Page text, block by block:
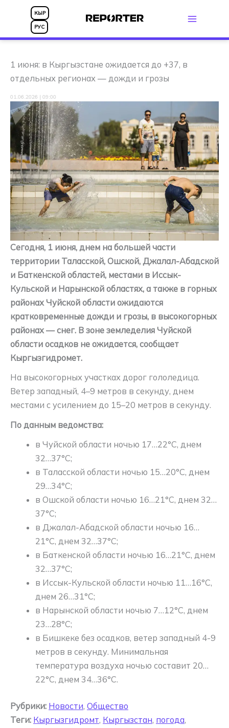
Перейти
содержимому
КЫР
РУС
1 июня: в Кыргызстане ожидается до +37, в
отдельных регионах — дожди и грозы
01.06.2026 | 09:00
Сегодня, 1 июня, днем на большей части
территории Таласской, Ошской, Джалал-Абадской
и Баткенской областей, местами в Иссык-
Кульской и Нарынской областях, а также в горных
районах Чуйской области ожидаются
кратковременные дожди и грозы, в высокогорных
районах — снег. В зоне земледелия Чуйской
области осадков не ожидается, сообщает
Кыргызгидромет.
На высокогорных участках дорог гололедица.
Ветер западный, 4–9 метров в секунду, днем
местами с усилением до 15–20 метров в секунду.
По данным ведомства:
в Чуйской области ночью 17…22°C, днем
32…37°C;
в Таласской области ночью 15…20°C, днем
29…34°C;
в Ошской области ночью 16…21°C, днем 32…
37°C;
в Джалал-Абадской области ночью 16…
21°C, днем 32…37°C;
в Баткенской области ночью 16…21°C, днем
32…37°C;
в Иссык-Кульской области ночью 11…16°C,
днем 26…31°C;
в Нарынской области ночью 7…12°C, днем
23…28°C;
в Бишкеке без осадков, ветер западный 4-9
метров в секунду. Минимальная
температура воздуха ночью составит 20…
22°C, днем 34…36°C.
Рубрики: Новости, Общество
Теги: Кыргызгидромт, Кыргызстан, погода,